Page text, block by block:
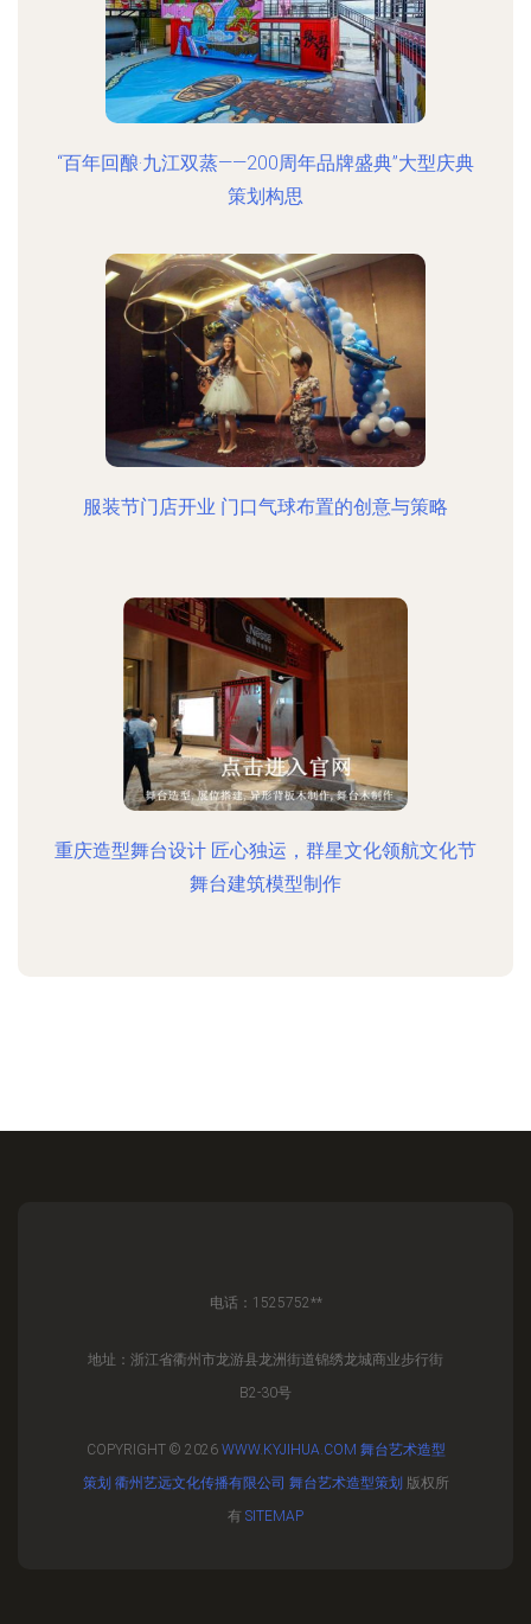
“百年回酿·九江双蒸——200周年品牌盛典”大型庆典
策划构思
服装节门店开业 门口气球布置的创意与策略
重庆造型舞台设计 匠心独运，群星文化领航文化节
舞台建筑模型制作
电话：1525752**
地址：浙江省衢州市龙游县龙洲街道锦绣龙城商业步行街
B2-30号
COPYRIGHT © 2026 WWW.KYJIHUA.COM 舞台艺术造型
策划 衢州艺远文化传播有限公司 舞台艺术造型策划 版权所
有 SITEMAP